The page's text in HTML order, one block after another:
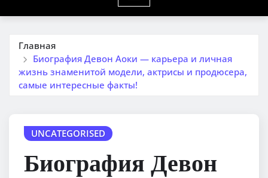
Главная
Биография Девон Аоки — карьера и личная
жизнь знаменитой модели, актрисы и продюсера,
самые интересные факты!
UNCATEGORISED
Биография Девон